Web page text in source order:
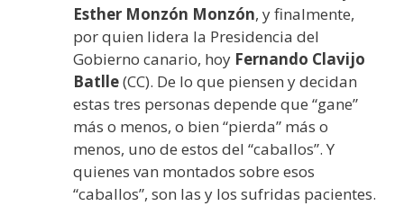
Esther Monzón Monzón, y finalmente,
por quien lidera la Presidencia del
Gobierno canario, hoy Fernando Clavijo
Batlle(CC). De lo que piensen y decidan
estas tres personas depende que “gane”
más o menos, o bien “pierda” más o
menos, uno de estos del “caballos”. Y
quienes van montados sobre esos
“caballos”, son las y los sufridas pacientes.